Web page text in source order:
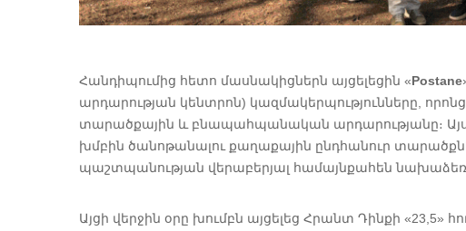
Հանդիպումից հետո մասնակիցներն այցելեցին « Postane
արդարության կենտրոն) կազմակերպությունները, որոնց
տարածքային և բնապահպանական արդարությանը։ Այս
խմբին ծանոթանալու քաղաքային ընդհանուր
պաշտպանության վերաբերյալ համայնքահեն
Այցի վերջին օրը խումբն այցելեց Հրանտ Դինքի «23,5»